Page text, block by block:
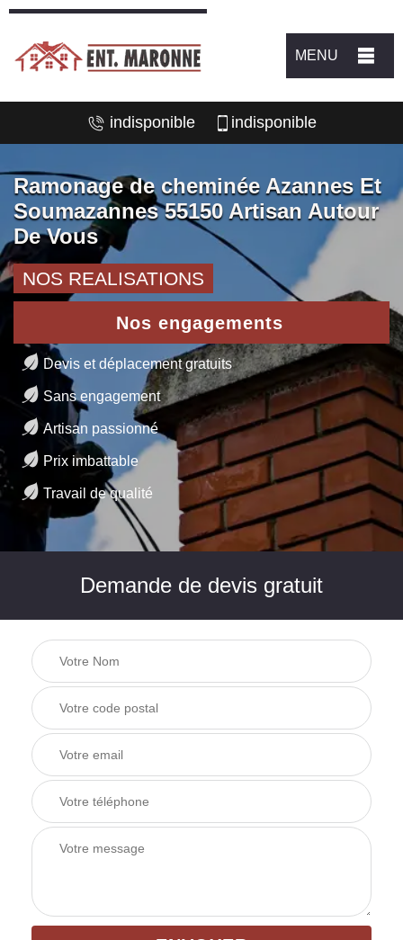
MENU
indisponible indisponible
Ramonage de cheminée Azannes Et
Soumazannes 55150 Artisan Autour
De Vous
NOS REALISATIONS
Nos engagements
Devis et déplacement gratuits
Sans engagement
Artisan passionné
Prix imbattable
Travail de qualité
Demande de devis gratuit